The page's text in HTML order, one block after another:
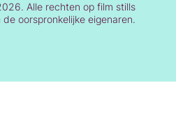
Alle rechten op film stills
oorspronkelijke eigenaren.